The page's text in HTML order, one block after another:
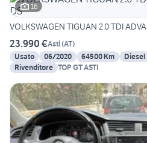
16
VOLKSWAGEN TIGUAN 2.0 TDI
23.990 €Asti(AT)
Usato
06/2020 64500 Km Diesel
Rivenditore TOP GT ASTI